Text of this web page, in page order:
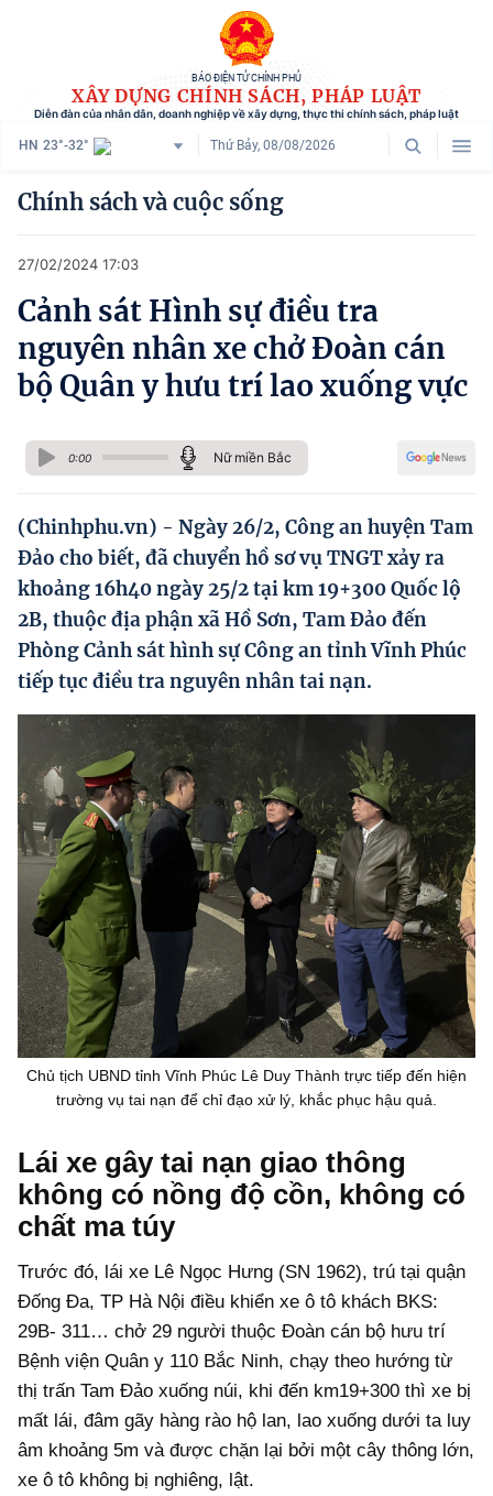
BÁO ĐIỆN TỬ CHÍNH PHỦ
XÂY DỰNG CHÍNH SÁCH, PHÁP LUẬT
Diễn đàn của nhân dân, doanh nghiệp về xây dựng, thực thi chính sách, pháp luật
HN 23°-32° Thứ Bảy, 08/08/2026
Danh mục
Tham vấn chính sách
Người dân góp ý
Chính sách và cuộc sống
Phát triển kinh tế tư nhân và doanh nghiệp dân tộc
Ocop và chuỗi giá trị Nông sản
Kinh tế tư nhân
Doanh nghiệp dân tộc
Khác
Video
Photo
Chính sách và cuộc sống
27/02/2024 17:03
Cảnh sát Hình sự điều tra
nguyên nhân xe chở Đoàn cán
bộ Quân y hưu trí lao xuống vực
0:00 Nữ miền Bắc
(Chinhphu.vn) - Ngày 26/2, Công an huyện Tam
Đảo cho biết, đã chuyển hồ sơ vụ TNGT xảy ra
khoảng 16h40 ngày 25/2 tại km 19+300 Quốc lộ
2B, thuộc địa phận xã Hồ Sơn, Tam Đảo đến
Phòng Cảnh sát hình sự Công an tỉnh Vĩnh Phúc
tiếp tục điều tra nguyên nhân tai nạn.
Chủ tịch UBND tỉnh Vĩnh Phúc Lê Duy Thành trực tiếp đến hiện
trường vụ tai nạn để chỉ đạo xử lý, khắc phục hậu quả.
Lái xe gây tai nạn giao thông
không có nồng độ cồn, không có
chất ma túy
Trước đó, lái xe Lê Ngọc Hưng (SN 1962), trú tại quận
Đống Đa, TP Hà Nội điều khiển xe ô tô khách BKS:
29B- 311… chở 29 người thuộc Đoàn cán bộ hưu trí
Bệnh viện Quân y 110 Bắc Ninh, chạy theo hướng từ
thị trấn Tam Đảo xuống núi, khi đến km19+300 thì xe bị
mất lái, đâm gãy hàng rào hộ lan, lao xuống dưới ta luy
âm khoảng 5m và được chặn lại bởi một cây thông lớn,
xe ô tô không bị nghiêng, lật.